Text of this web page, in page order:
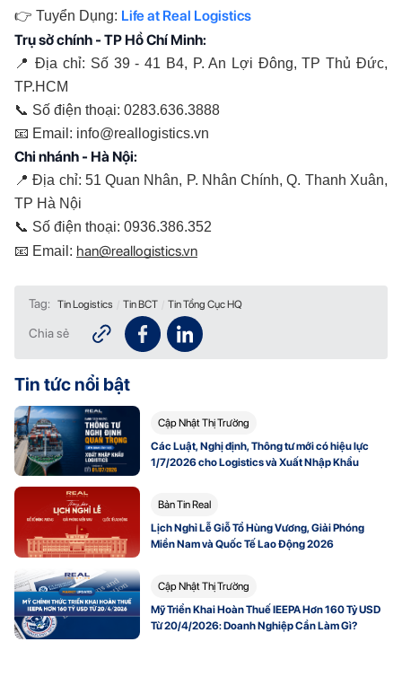
👉 Tuyển Dụng: Life at Real Logistics
Trụ sở chính - TP Hồ Chí Minh:
📍 Địa chỉ: Số 39 - 41 B4, P. An Lợi Đông, TP Thủ Đức,
TP.HCM
📞 Số điện thoại: 0283.636.3888
📧 Email: info@reallogistics.vn
Chi nhánh - Hà Nội:
📍 Địa chỉ: 51 Quan Nhân, P. Nhân Chính, Q. Thanh Xuân,
TP Hà Nội
📞 Số điện thoại: 0936.386.352
📧 Email: han@reallogistics.vn
Tag: Tin Logistics Tin BCT Tin Tổng Cục HQ
Chia sẻ
Tin tức nổi bật
Cập Nhật Thị Trường
Các Luật, Nghị định, Thông tư mới có hiệu lực
1/7/2026 cho Logistics và Xuất Nhập Khẩu
Bản Tin Real
Lịch Nghỉ Lễ Giỗ Tổ Hùng Vương, Giải Phóng
Miền Nam và Quốc Tế Lao Động 2026
Cập Nhật Thị Trường
Mỹ Triển Khai Hoàn Thuế IEEPA Hơn 160 Tỷ USD
Từ 20/4/2026: Doanh Nghiệp Cần Làm Gì?